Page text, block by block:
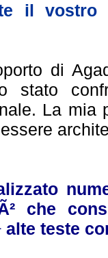
il vostro
di
stato
La
che
alte teste